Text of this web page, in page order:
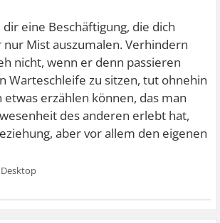
dir eine Beschäftigung, die dich
nur Mist auszumalen. Verhindern
nicht, wenn er denn passieren
Warteschleife zu sitzen, tut ohnehin
etwas erzählen können, das man
des anderen erlebt hat,
aber vor allem den eigenen